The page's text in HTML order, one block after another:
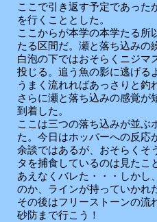
ここで引き返す予定であった
を行くこととした。
ここからが本学の本学たる所
たる区間だ。瀬と落ち込みの
白泡の下ではおそらくニジマ
投じる。追う魚の影に逃げる
うまく流れればあっさりと釣
さらに瀬と落ち込みの感覚が
到着した。
ここは三つの落ち込みが並ぶ
た。今日はホッパーへの反応
余談ではあるが、おそらくそ
タを捕食しているのは見たこ
あえなくバレた・・・しかし
のか、ラインが持っていかれ
その後はフリーストーンの流
砂防まで行こう！